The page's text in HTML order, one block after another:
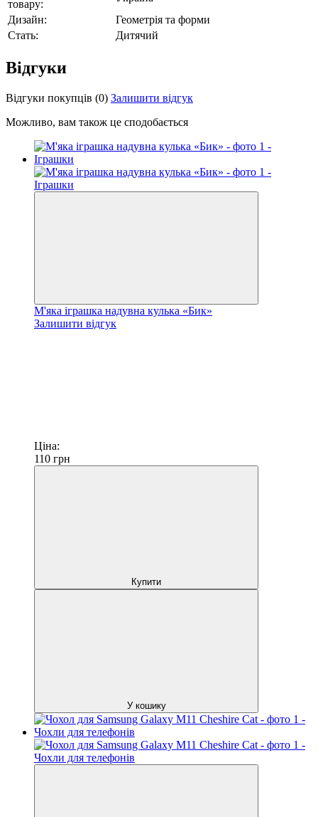
товару:
Дизайн:
Геометрія та форми
Стать:
Дитячий
Відгуки
Відгуки покупців (0) Залишити відгук
Можливо, вам також це сподобається
М'яка іграшка надувна кулька «Бик»
Залишити відгук
Ціна:
110 грн
Купити
У кошику